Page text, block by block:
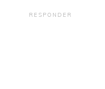
RESPONDER